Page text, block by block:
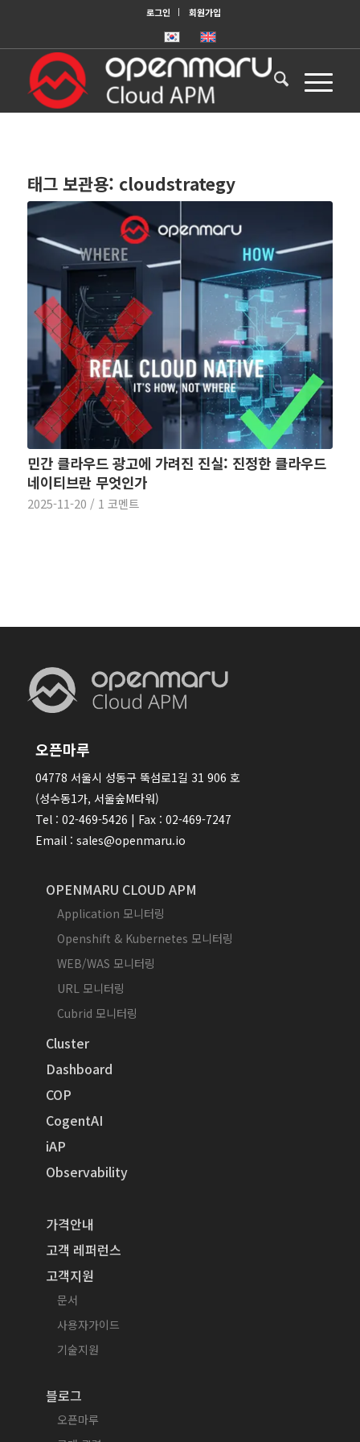
로그인 회원가입
태그 보관용: cloudstrategy
민간 클라우드 광고에 가려진 진실: 진정한 클라우드
네이티브란 무엇인가
2025-11-20 / 1 코멘트
오픈마루
04778 서울시 성동구 뚝섬로1길 31 906 호
(성수동1가, 서울숲M타워)
Tel : 02-469-5426 | Fax : 02-469-7247
Email : sales@openmaru.io
OPENMARU CLOUD APM
Application 모니터링
Openshift & Kubernetes 모니터링
WEB/WAS 모니터링
URL 모니터링
Cubrid 모니터링
Cluster
Dashboard
COP
CogentAI
iAP
Observability
가격안내
고객 레퍼런스
고객지원
문서
사용자가이드
기술지원
블로그
오픈마루